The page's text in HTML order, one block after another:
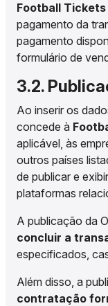
Football Tickets
pagamento da
pagamento
formulário de
3.2.
Ao inserir os
concede à
aplicável, às
outros países
de publicar e
plataformas
A publicação da
concluir a
especificados,
Além disso, a
contratação